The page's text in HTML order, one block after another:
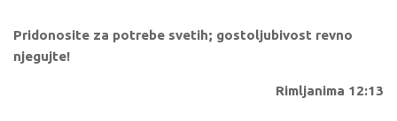
Pridonosite za potrebe svetih; gostoljubivost revno
njegujte!
Rimljanima 12:13